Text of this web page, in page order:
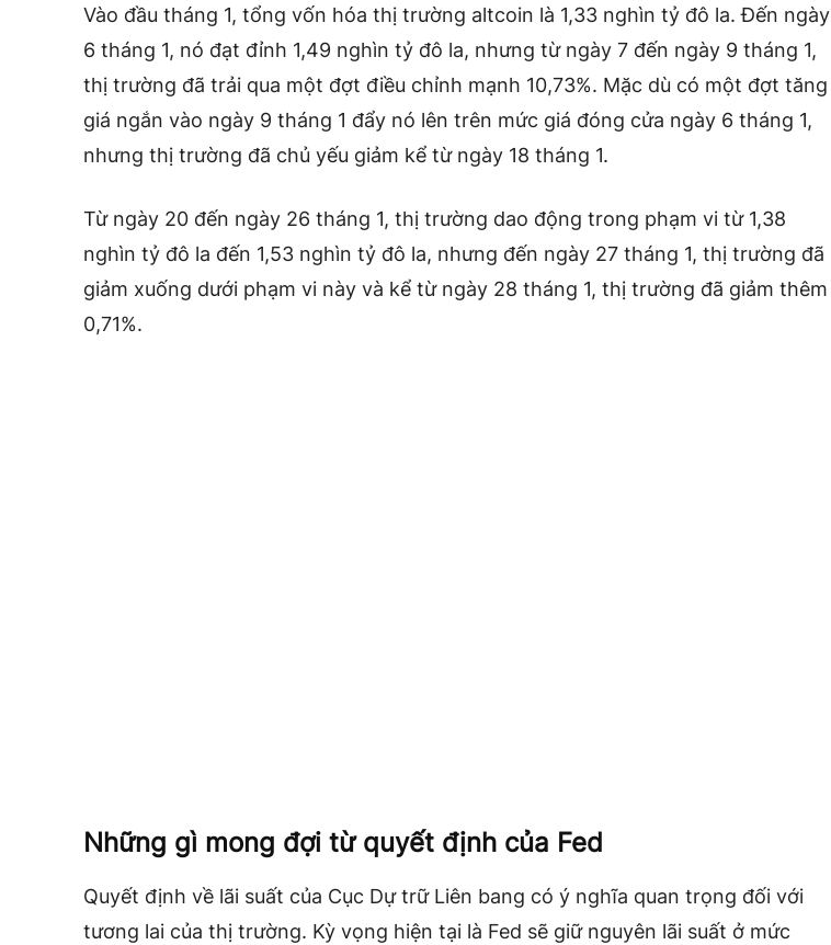
Vào đầu tháng 1, tổng vốn hóa thị trường altcoin là 1,33 nghìn tỷ đô la. Đến ngày
6 tháng 1, nó đạt đỉnh 1,49 nghìn tỷ đô la, nhưng từ ngày 7 đến ngày 9 tháng 1,
thị trường đã trải qua một đợt điều chỉnh mạnh 10,73%. Mặc dù có một đợt tăng
giá ngắn vào ngày 9 tháng 1 đẩy nó lên trên mức giá đóng cửa ngày 6 tháng 1,
nhưng thị trường đã chủ yếu giảm kể từ ngày 18 tháng 1.
Từ ngày 20 đến ngày 26 tháng 1, thị trường dao động trong phạm vi từ 1,38
nghìn tỷ đô la đến 1,53 nghìn tỷ đô la, nhưng đến ngày 27 tháng 1, thị trường đã
giảm xuống dưới phạm vi này và kể từ ngày 28 tháng 1, thị trường đã giảm thêm
0,71%.
Những gì mong đợi từ quyết định của Fed
Quyết định về lãi suất của Cục Dự trữ Liên bang có ý nghĩa quan trọng đối với
tương lai của thị trường. Kỳ vọng hiện tại là Fed sẽ giữ nguyên lãi suất ở mức